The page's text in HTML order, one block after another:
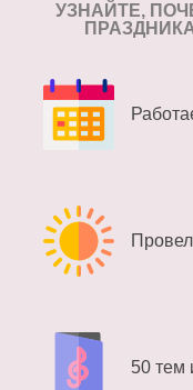
УЗНАЙТЕ,
50 тем